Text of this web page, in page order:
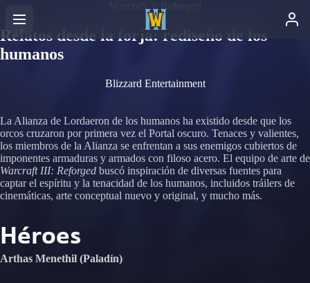
Relatos desde la forja: rediseño de los
humanos
Blizzard Entertainment
La Alianza de Lordaeron de los humanos ha existido desde que los
orcos cruzaron por primera vez el Portal oscuro. Tenaces y valientes,
los miembros de la Alianza se enfrentan a sus enemigos cubiertos de
imponentes armaduras y armados con filoso acero. El equipo de arte de
Warcraft III: Reforged buscó inspiración de diversas fuentes para
captar el espíritu y la tenacidad de los humanos, incluidos tráilers de
cinemáticas, arte conceptual nuevo y original, y mucho más.
Héroes
Arthas Menethil (Paladín)